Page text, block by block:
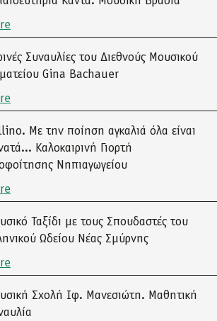
Συναυλίες του Διεθνούς Μουσικού
Gina Bachauer
Με την ποίηση αγκαλιά όλα είναι
Καλοκαιρινή Γιορτή
Νηπιαγωγείου
Ταξίδι με τους Σπουδαστές του
Ωδείου Νέας Σμύρνης
Σχολή Ιφ. Μανεσιώτη. Μαθητική